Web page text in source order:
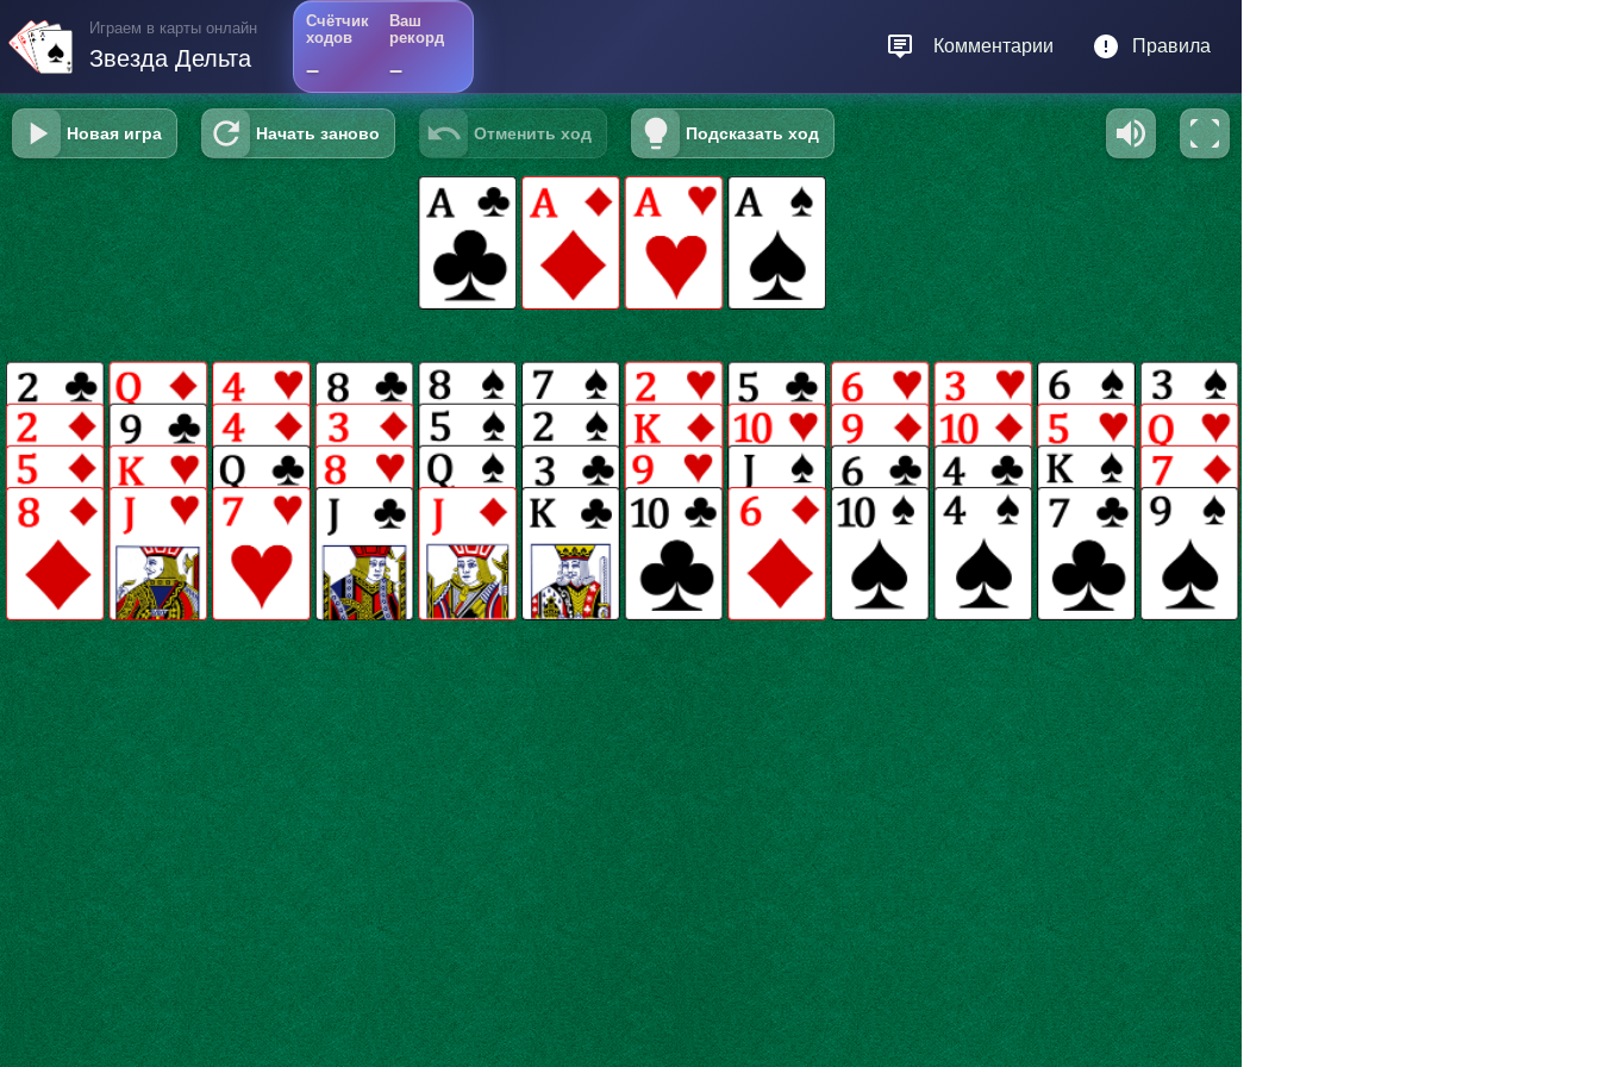
Играем в карты онлайн
Звезда Дельта
Счётчик
ходов
–
Ваш
рекорд
–
Комментарии Правила
Новая игра Начать заново Отменить ход Подсказать ход